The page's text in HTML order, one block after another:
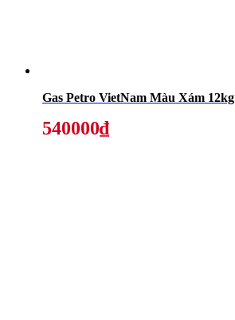
Gas Petro VietNam Màu Xám 12kg
540000₫